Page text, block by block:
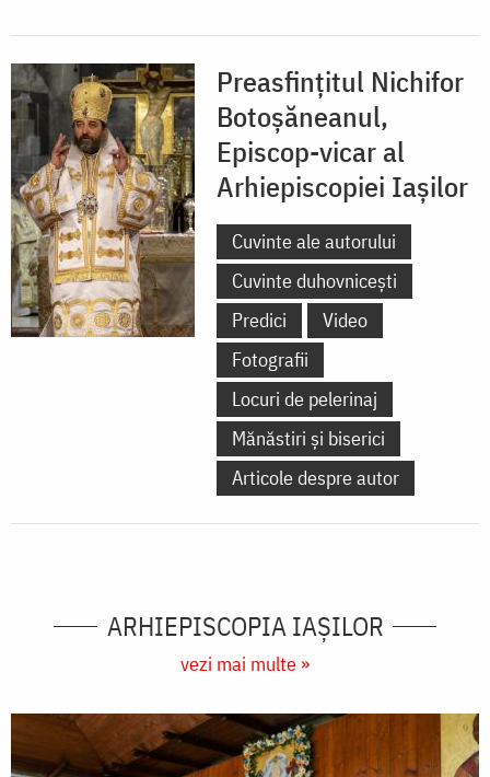
Preasfințitul Nichifor
Botoșăneanul,
Episcop-vicar al
Arhiepiscopiei Iașilor
Cuvinte ale autorului
Cuvinte duhovnicești
Predici
Video
Fotografii
Locuri de pelerinaj
Mănăstiri și biserici
Articole despre autor
ARHIEPISCOPIA IAŞILOR
vezi mai multe »